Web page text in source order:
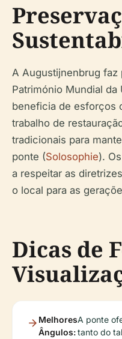
A Augustijnenbrug faz
Património Mundial da
beneficia de esforços
trabalho de
tradicionais para
ponte (Solosophie).
a respeitar as
o local para as
Dicas de
Melhores
Ângulos:
A ponte
tanto do